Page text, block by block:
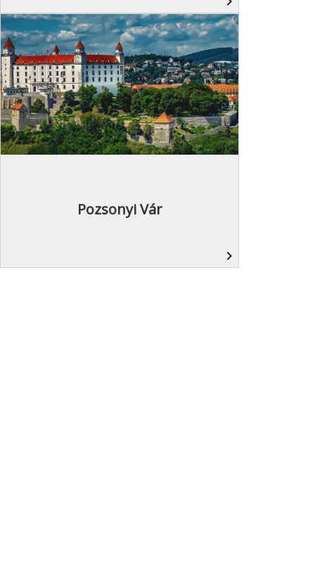
Pozsonyi Vár
navigate_next